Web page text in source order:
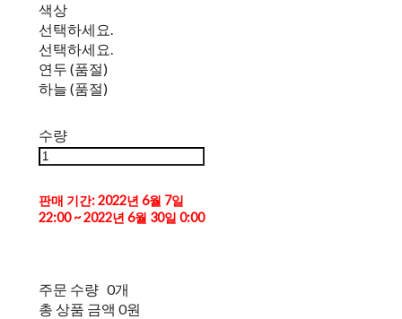
색상
선택하세요.
선택하세요.
연두 (품절)
하늘 (품절)
수량
판매 기간: 2022년 6월 7일
22:00 ~ 2022년 6월 30일 0:00
주문 수량 0개
총 상품 금액 0원